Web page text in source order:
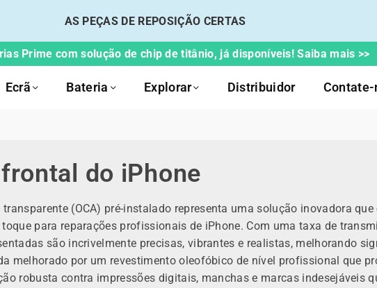
AS PEÇAS DE REPOSIÇÃO CERTAS
Prime com solução de chip de titânio, já disponíveis! Saiba mais >>
Ecrã Bateria Explorar Distribuidor Contate-
do iPhone
(OCA) pré-instalado representa uma solução inovadora
para reparações profissionais de iPhone. Com uma taxa de
são incrivelmente precisas, vibrantes e realistas, melhorando
melhorado por um revestimento oleofóbico de nível profissional que
robusta contra impressões digitais, manchas e marcas indesejáveis